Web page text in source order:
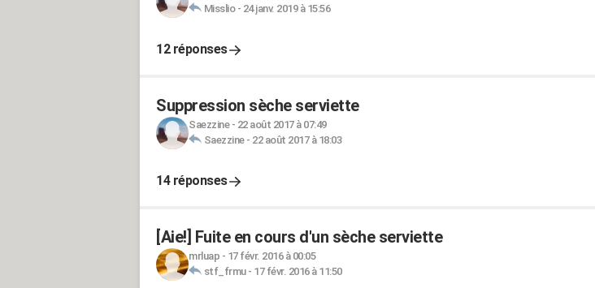
Misslio- 24 janv. 2019 à 15:56
12 réponses
Suppression sèche serviette
Saezzine- 22 août 2017 à 07:49
Saezzine- 22 août 2017 à 18:03
14 réponses
[Aie!] Fuite en cours d'un sèche serviette
mrluap - 17 févr. 2016 à 00:05
stf_frmu- 17 févr. 2016 à 11:50